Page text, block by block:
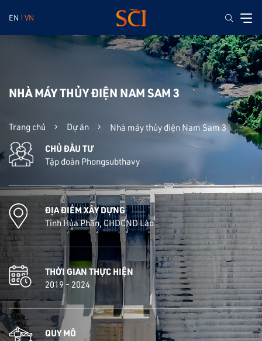
EN VN
Trang chủ Dự án Nhà máy thủy điện Nam Sam 3
NHÀ MÁY THỦY ĐIỆN NAM SAM 3
CHỦ ĐẦU TƯ
Tập đoàn Phongsubthavy
ĐỊA ĐIỂM XÂY DỰNG
Tỉnh Hủa Phăn, CHDCND Lào
THỜI GIAN THỰC HIỆN
2019 - 2024
QUY MÔ